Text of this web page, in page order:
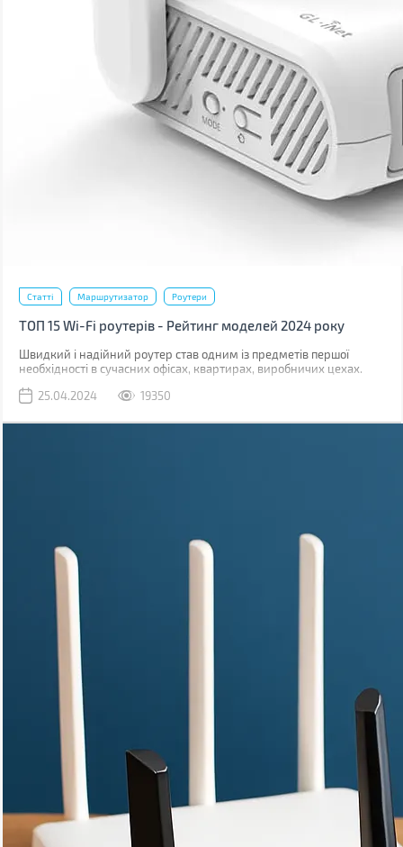
Статті Маршрутизатор Роутери
ТОП 15 Wi-Fi роутерів - Рейтинг моделей 2024 року
Швидкий і надійний роутер став одним із предметів першої
необхідності в сучасних офісах, квартирах, виробничих цехах.
гаджетів.
25.04.2024 19350